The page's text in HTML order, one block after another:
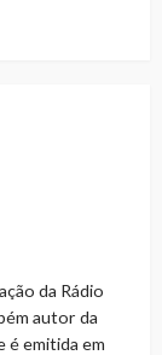
da Rádio
autor da
é emitida em